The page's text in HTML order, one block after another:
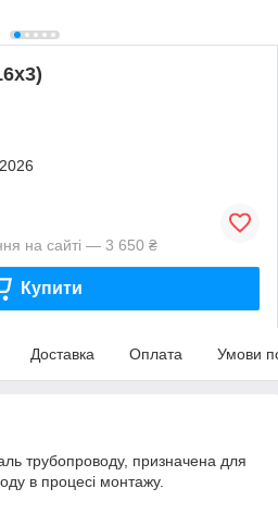
на сайті — 3 650 ₴
Купити
Доставка Оплата Умови
трубопроводу, призначена для
в процесі монтажу.